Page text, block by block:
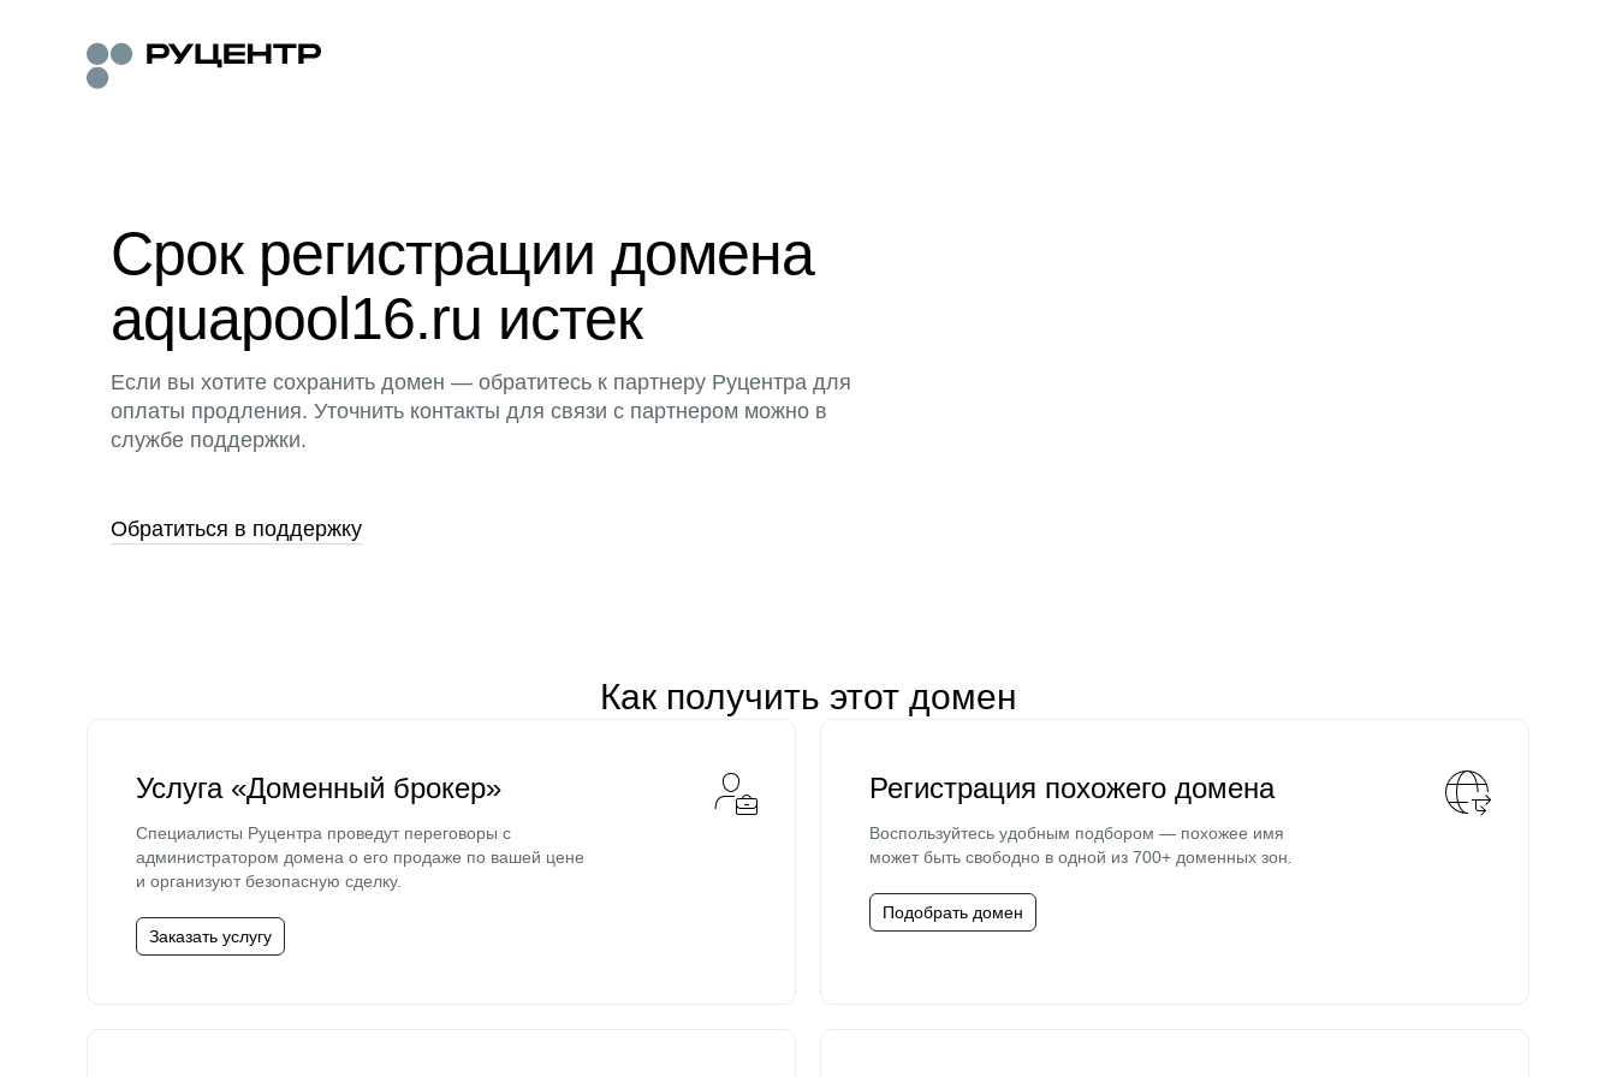
Срок регистрации домена
aquapool16.ru истек
Если вы хотите сохранить домен — обратитесь к партнеру Руцентра для
оплаты продления. Уточнить контакты для связи с партнером можно в
службе поддержки.
Обратиться в поддержку
Как получить этот домен
Услуга «Доменный брокер»
Специалисты Руцентра проведут переговоры с
администратором домена о его продаже по вашей цене
и организуют безопасную сделку.
Заказать услугу
Регистрация похожего домена
Воспользуйтесь удобным подбором — похожее имя
может быть свободно в одной из 700+ доменных зон.
Подобрать домен